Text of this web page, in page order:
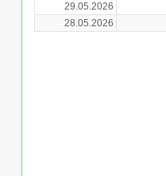
29.05.2026
28.05.2026